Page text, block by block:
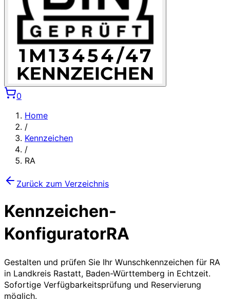
0
Home
/
Kennzeichen
/
RA
Zurück zum Verzeichnis
Kennzeichen-
KonfiguratorRA
Gestalten und prüfen Sie Ihr Wunschkennzeichen für RA
in Landkreis Rastatt, Baden-Württemberg in Echtzeit.
Sofortige Verfügbarkeitsprüfung und Reservierung
möglich.